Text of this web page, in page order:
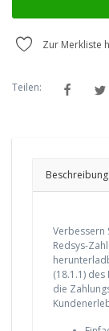
Zur Merkliste
Teilen:
Beschreibung
Verbessern
Redsys-
(18.1.1)
die